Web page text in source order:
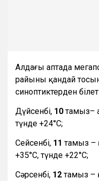
Алдағы аптада
райының қандай
синоптиктерден
Дүйсенбі, 10тамыз–
түнде +24°С;
Сейсенбі, 11тамыз –
+35°С, түнде +22°С;
Сәрсенбі, 12тамыз –